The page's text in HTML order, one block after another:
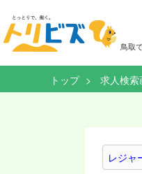
鳥取
トップ 求人検索
レジャ